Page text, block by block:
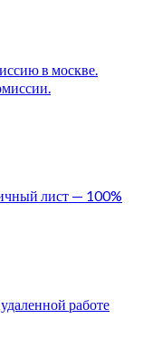
в москве.
лист — 100%
работе